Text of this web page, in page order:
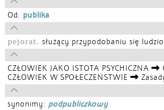
Od: publika
pejorat. służący przypodobaniu się
CZŁOWIEK JAKO ISTOTA PSYCHICZNA
CZŁOWIEK W SPOŁECZEŃSTWIE
synonimy: podpubliczkowy